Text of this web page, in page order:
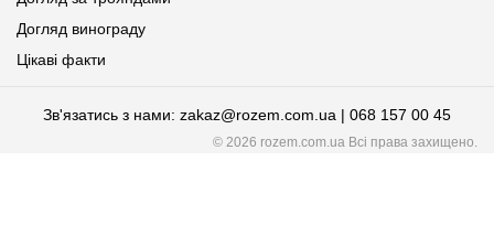
Догляд винограду
Цікаві факти
Зв'язатись з нами: zakaz@rozem.com.ua | 068 157 00 45
© 2026 rozem.com.ua Всі права захищено.